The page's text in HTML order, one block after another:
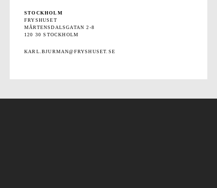
STOCKHOLM
FRYSHUSET
MÅRTENSDALSGATAN 2-8
120 30 STOCKHOLM
KARL.BJURMAN@FRYSHUSET.SE